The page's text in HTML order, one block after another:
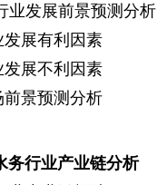
业发展前景预测分析
展有利因素
展不利因素
景预测分析
务行业产业链分析